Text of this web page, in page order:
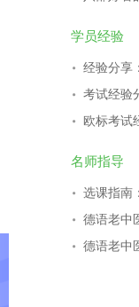
学员经验
经验分享
考试经验
欧标考试
名师指导
选课指南